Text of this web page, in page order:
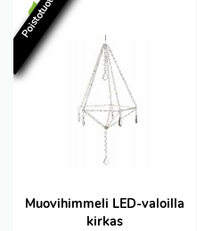
Poistotuote
Muovihimmeli LED-valoilla
kirkas